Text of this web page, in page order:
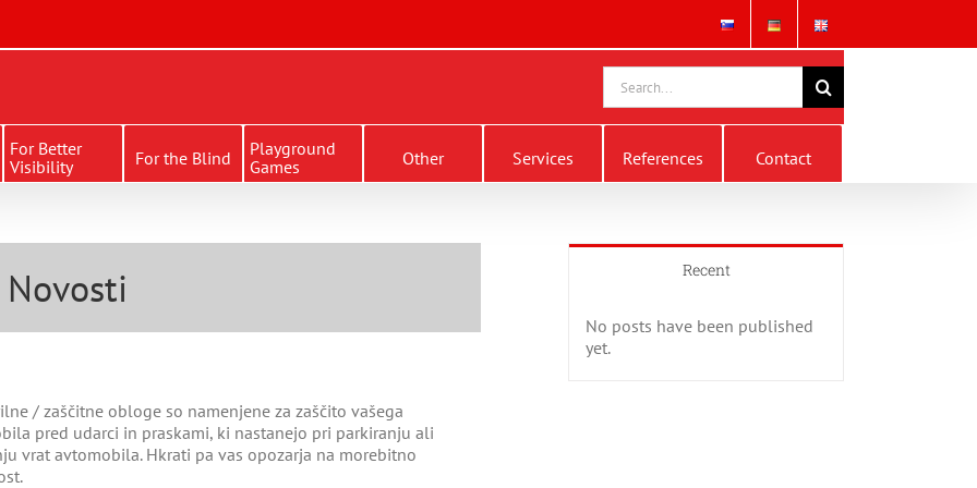
for:
For Better
Visibility
For the Blind
Playground
Games
Other Services References Contact
Novosti
/ zaščitne obloge so namenjene za zaščito vašega
pred udarci in praskami, ki nastanejo pri parkiranju ali
vrat avtomobila. Hkrati pa vas opozarja na morebitno
Recent
No posts have been published
yet.